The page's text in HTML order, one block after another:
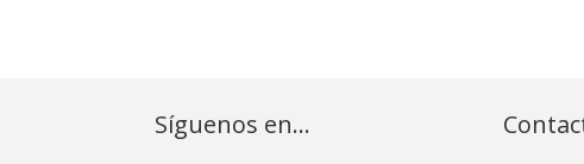
Síguenos en...